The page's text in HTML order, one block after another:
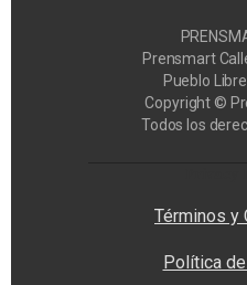
Prensmart
Pueblo
Copyright ©
Todos los
Términos y
Política